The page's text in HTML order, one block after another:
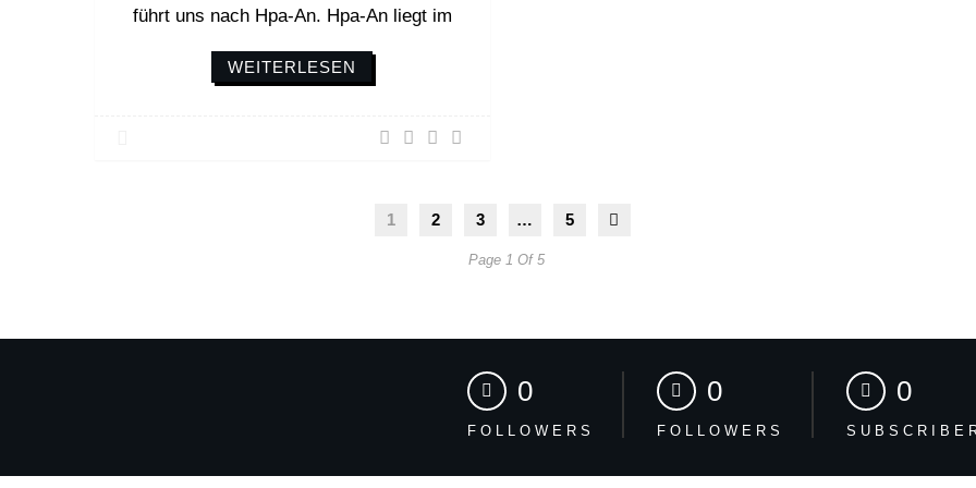
führt uns nach Hpa-An. Hpa-An liegt im
WEITERLESEN
1 2 3 … 5
Page 1 Of 5
0
FOLLOWERS
0
FOLLOWERS
0